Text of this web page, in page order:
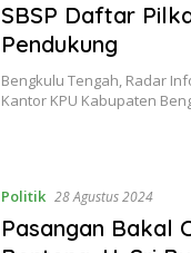
SBSP Daftar
Pendukung
Bengkulu Tengah, Radar
Kantor KPU Kabupaten
Politik 28 Agustus 2024
Pasangan Bakal